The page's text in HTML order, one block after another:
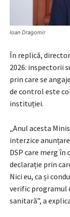
Ioan Dragomir
În replică,
2026: inspectorii
prin care se
de control este
instituției.
„Anul acesta
interzice
DSP care merg
declarație prin
Nici eu, ca și
verific programul
sanitară”, a